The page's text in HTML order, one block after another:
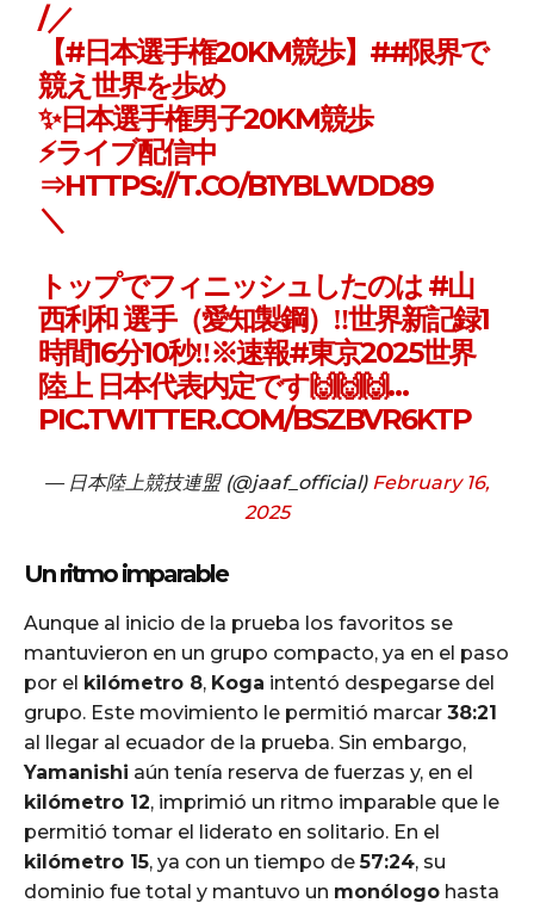
/／
【#日本選手権20KM競歩】##限界で
競え世界を歩め
✨日本選手権男子20KM競歩
⚡ライブ配信中
⇒HTTPS://T.CO/B1YBLWDD89
＼
トップでフィニッシュしたのは#山
西利和選手（愛知製鋼）‼️世界新記録1
時間16分10秒‼️※速報#東京2025世界
陸上日本代表内定です🙌🙌🙌…
PIC.TWITTER.COM/BSZBVR6KTP
— 日本陸上競技連盟 (@jaaf_official) February 16,
2025
Un ritmo imparable
Aunque al inicio de la prueba los favoritos se
mantuvieron en un grupo compacto, ya en el paso
por el kilómetro 8, Koga intentó despegarse del
grupo. Este movimiento le permitió marcar 38:21
al llegar al ecuador de la prueba. Sin embargo,
Yamanishi aún tenía reserva de fuerzas y, en el
kilómetro 12, imprimió un ritmo imparable que le
permitió tomar el liderato en solitario. En el
kilómetro 15, ya con un tiempo de57:24, su
dominio fue total y mantuvo un monólogo hasta